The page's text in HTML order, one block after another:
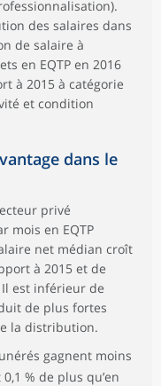
des salaires dans
de salaire à
en EQTP en 2016
à 2015 à catégorie
et condition
dans le
privé
mois en EQTP
net médian croît
à 2015 et de
Il est inférieur de
de plus fortes
la distribution.
gagnent moins
% de plus qu’en